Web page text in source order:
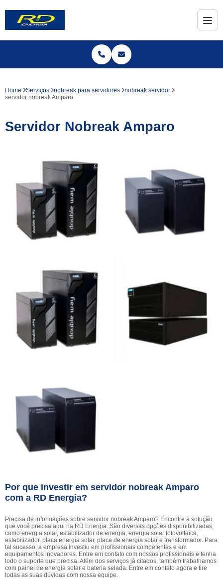
Home Serviços nobreak para servidores
nobreak servidor
servidor nobreak Amparo
Servidor Nobreak Amparo
Por que investir em servidor nobreak Amparo
com a RD Energia?
Precisa de informações sobre servidor nobreak Amparo? Encontre a solução
que você precisa aqui na RD Energia. São diversas opções disponibilizadas,
como energia solar, estabilizador de energia, energia solar fotovoltaica,
estabilizador, placa energia solar, placa de energia solar e transformador. Para
tal sucesso, a empresa investiu em profissionais competentes e em
equipamentos inovadores. Entre em contato com nossos profissionais e tenha
todo o suporte que precisa. Além dos serviços já citados, também trabalhamos
com painel de energia solar e bateria selada. Entre em contato agora e tire
todas as suas dúvidas com nossa equipe.